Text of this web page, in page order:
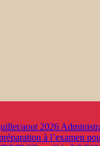
aout 2026
à l’examen